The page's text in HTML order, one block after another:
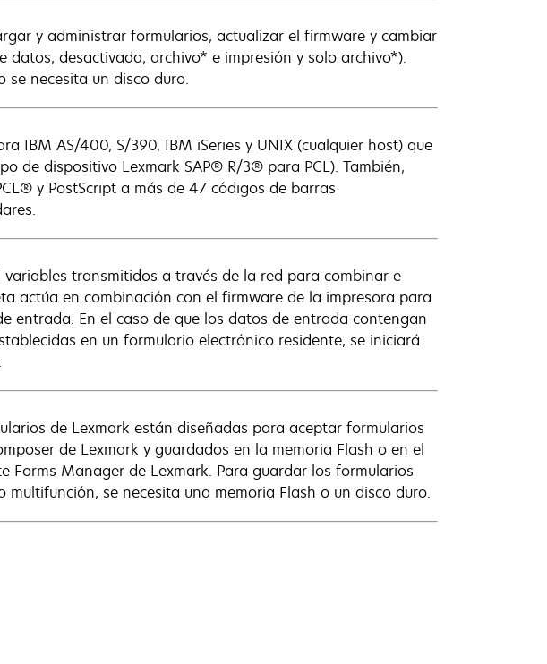
y administrar formularios, actualizar el firmware y cambiar
desactivada, archivo* e impresión y solo archivo*).
se necesita un disco duro.
IBM AS/400, S/390, IBM iSeries y UNIX (cualquier host) que
de dispositivo Lexmark SAP® R/3® para PCL). También,
y PostScript a más de 47 códigos de barras
transmitidos a través de la red para combinar e
actúa en combinación con el firmware de la impresora para
entrada. En el caso de que los datos de entrada contengan
en un formulario electrónico residente, se iniciará
de Lexmark están diseñadas para aceptar formularios
de Lexmark y guardados en la memoria Flash o en el
Forms Manager de Lexmark. Para guardar los formularios
se necesita una memoria Flash o un disco duro.